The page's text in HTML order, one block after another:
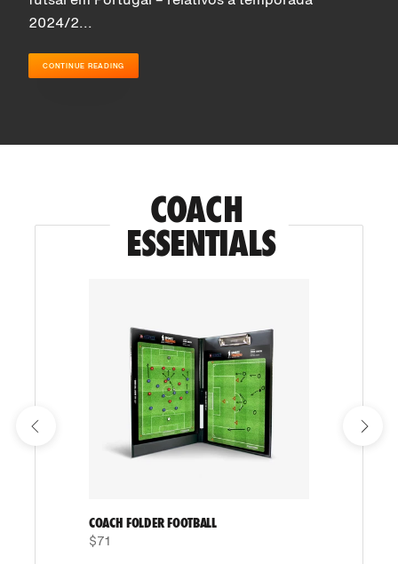
2024/2...
CONTINUE READING
COACH
ESSENTIALS
COACH FOLDER FOOTBALL
$71